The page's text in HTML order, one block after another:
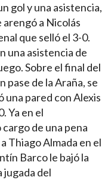
gol y una asistencia,
arengó a Nicolás
que selló el 3-0.
una asistencia de
Sobre el final del
pase de la Araña, se
una pared con Alexis
Ya en el
de una pena
Thiago Almada en el
Barco le bajó la
jugada del